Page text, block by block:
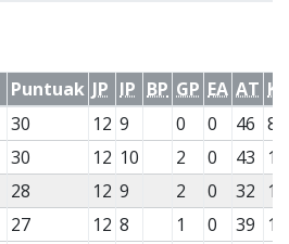
Puntuak JP IP BP GP EA AT KT
30 12 9 0 0 46 8
30 12 10 2 0 43
13
28 12 9 2 0 32
10
27 12 8 1 0 39
14